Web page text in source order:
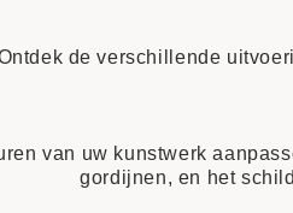
de verschillende
van uw kunstwerk
gordijnen, en het